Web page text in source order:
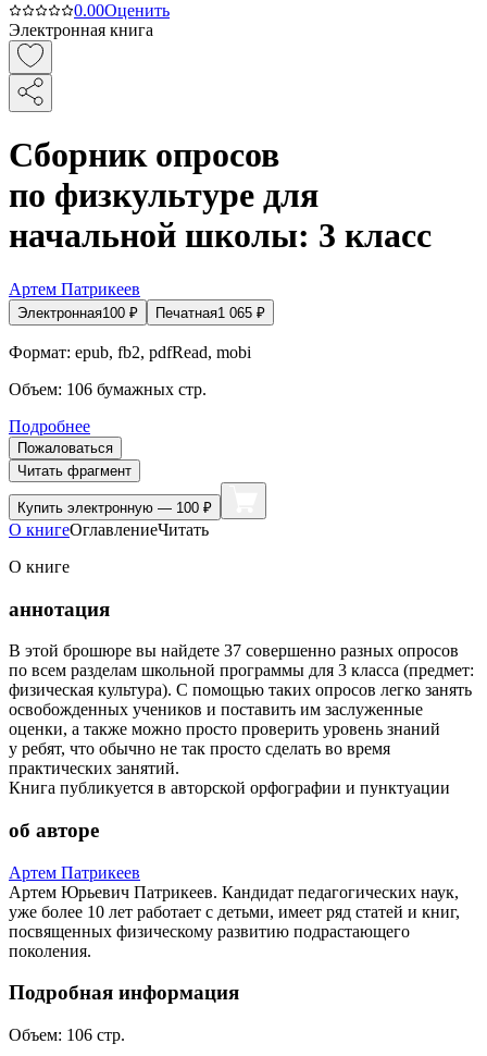
0.00Оценить
Электронная книга
Сборник опросов
по физкультуре для
начальной школы: 3 класс
Артем Патрикеев
Электронная100 ₽ Печатная1 065 ₽
Формат: epub, fb2, pdfRead, mobi
Объем: 106 бумажных стр.
Подробнее
Пожаловаться
Читать фрагмент
Купить электронную — 100 ₽
О книгеОглавлениеЧитать
О книге
аннотация
В этой брошюре вы найдете 37 совершенно разных опросов
по всем разделам школьной программы для 3 класса (предмет:
физическая культура). С помощью таких опросов легко занять
освобожденных учеников и поставить им заслуженные
оценки, а также можно просто проверить уровень знаний
у ребят, что обычно не так просто сделать во время
практических занятий.
Книга публикуется в авторской орфографии и пунктуации
об авторе
Артем Патрикеев
Артем Юрьевич Патрикеев. Кандидат педагогических наук,
уже более 10 лет работает с детьми, имеет ряд статей и книг,
посвященных физическому развитию подрастающего
поколения.
Подробная информация
Объем: 106 стр.